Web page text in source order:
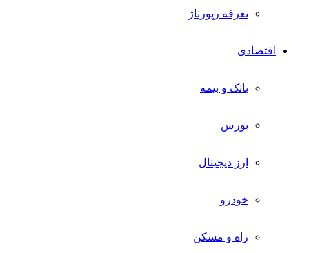
تعرفه رپورتاژ
اقتصادی
بانک و بیمه
بورس
ارز دیجیتال
خودرو
راه و مسکن